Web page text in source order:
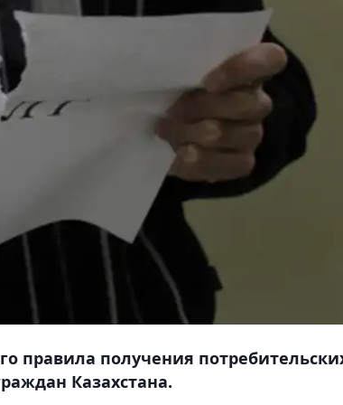
правила получения
Казахстана.